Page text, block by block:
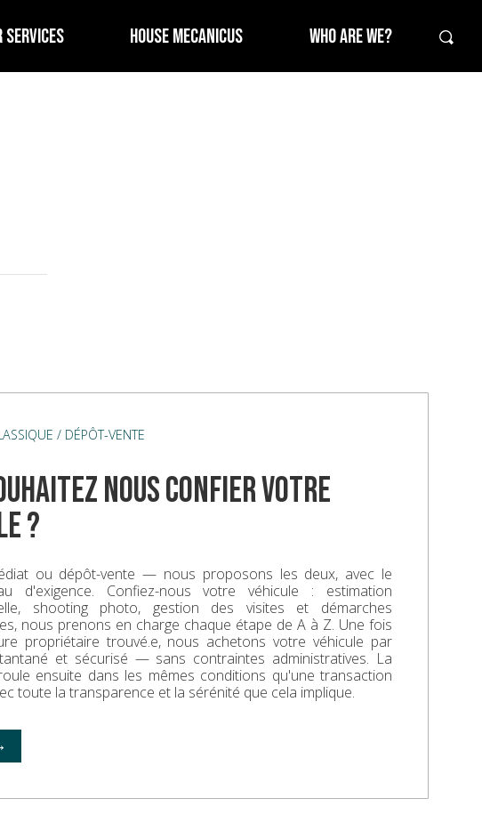
SERVICES HOUSE MECANICUS WHO ARE WE?
/ DÉPÔT-VENTE
nous confier votre
?
ou dépôt-vente — nous proposons les deux, avec le
d'exigence. Confiez-nous votre véhicule : estimation
shooting photo, gestion des visites et démarches
nous prenons en charge chaque étape de A à Z. Une fois
propriétaire trouvé.e, nous achetons votre véhicule par
et sécurisé — sans contraintes administratives. La
ensuite dans les mêmes conditions qu'une transaction
toute la transparence et la sérénité que cela implique.